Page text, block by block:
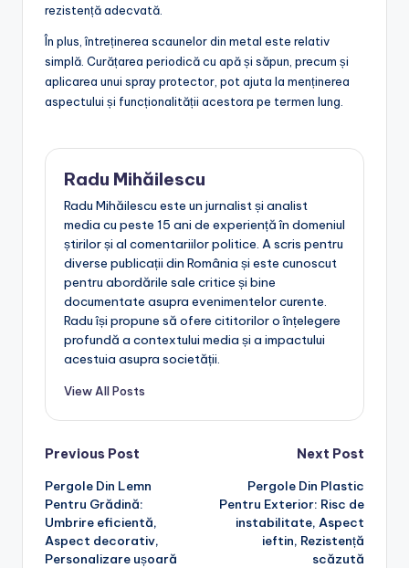
rezistență adecvată.
În plus, întreținerea scaunelor din metal este relativ
simplă. Curățarea periodică cu apă și săpun, precum și
aplicarea unui spray protector, pot ajuta la menținerea
aspectului și funcționalității acestora pe termen lung.
Radu Mihăilescu
Radu Mihăilescu este un jurnalist și analist
media cu peste 15 ani de experiență în domeniul
știrilor și al comentariilor politice. A scris pentru
diverse publicații din România și este cunoscut
pentru abordările sale critice și bine
documentate asupra evenimentelor curente.
Radu își propune să ofere cititorilor o înțelegere
profundă a contextului media și a impactului
acestuia asupra societății.
View All Posts
Post
navigation
Previous Post
Pergole Din Lemn
Pentru Grădină:
Umbrire eficientă,
Aspect decorativ,
Personalizare ușoară
Next Post
Pergole Din Plastic
Pentru Exterior: Risc de
instabilitate, Aspect
ieftin, Rezistență
scăzută